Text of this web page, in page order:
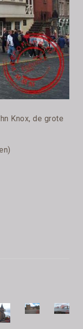
Knox, de grote